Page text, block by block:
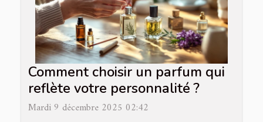
Comment choisir un parfum qui
reflète votre personnalité ?
Mardi 9 décembre 2025 02:42